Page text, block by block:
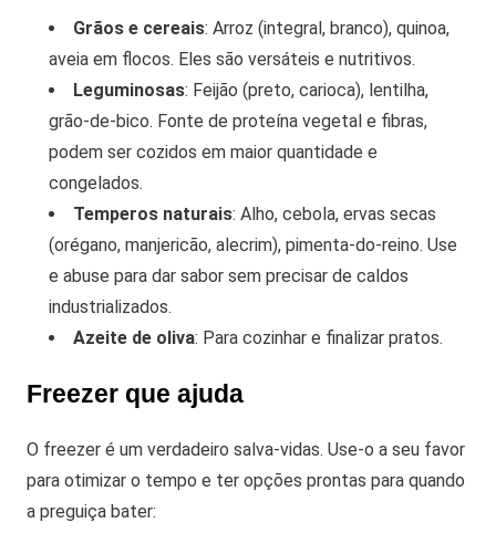
Grãos e cereais: Arroz (integral, branco), quinoa,
aveia em flocos. Eles são versáteis e nutritivos.
Leguminosas: Feijão (preto, carioca), lentilha,
grão-de-bico. Fonte de proteína vegetal e fibras,
podem ser cozidos em maior quantidade e
congelados.
Temperos naturais: Alho, cebola, ervas secas
(orégano, manjericão, alecrim), pimenta-do-reino. Use
e abuse para dar sabor sem precisar de caldos
industrializados.
Azeite de oliva: Para cozinhar e finalizar pratos.
Freezer que ajuda
O freezer é um verdadeiro salva-vidas. Use-o a seu favor
para otimizar o tempo e ter opções prontas para quando
a preguiça bater: